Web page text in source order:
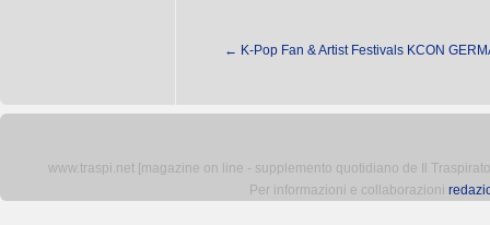
← K-Pop Fan & Artist Festivals KCON
www.traspi.net [magazine on line - supplemento quotidiano de Il
Per informazioni e collaborazioni